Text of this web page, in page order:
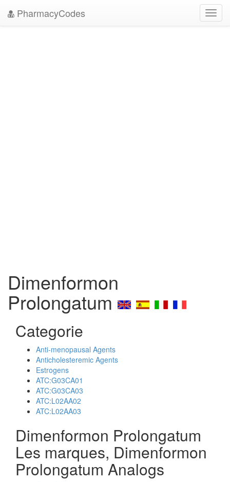
PharmacyCodes
Dimenformon
Prolongatum
Categorie
Anti-menopausal Agents
Anticholesteremic Agents
Estrogens
ATC:G03CA01
ATC:G03CA03
ATC:L02AA02
ATC:L02AA03
Dimenformon Prolongatum
Les marques, Dimenformon
Prolongatum Analogs